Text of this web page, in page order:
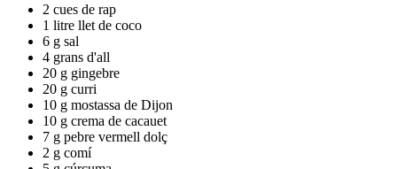
2 cues de rap
1 litre llet de coco
6 g sal
4 grans d'all
20 g gingebre
20 g curri
10 g mostassa de Dijon
10 g crema de cacauet
7 g pebre vermell dolç
2 g comí